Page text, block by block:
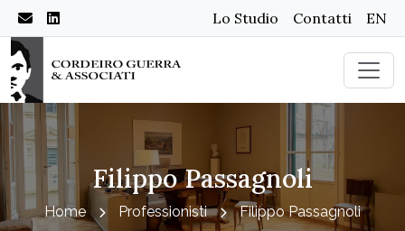
Lo Studio Contatti EN
Filippo Passagnoli
Home Professionisti Filippo Passagnoli